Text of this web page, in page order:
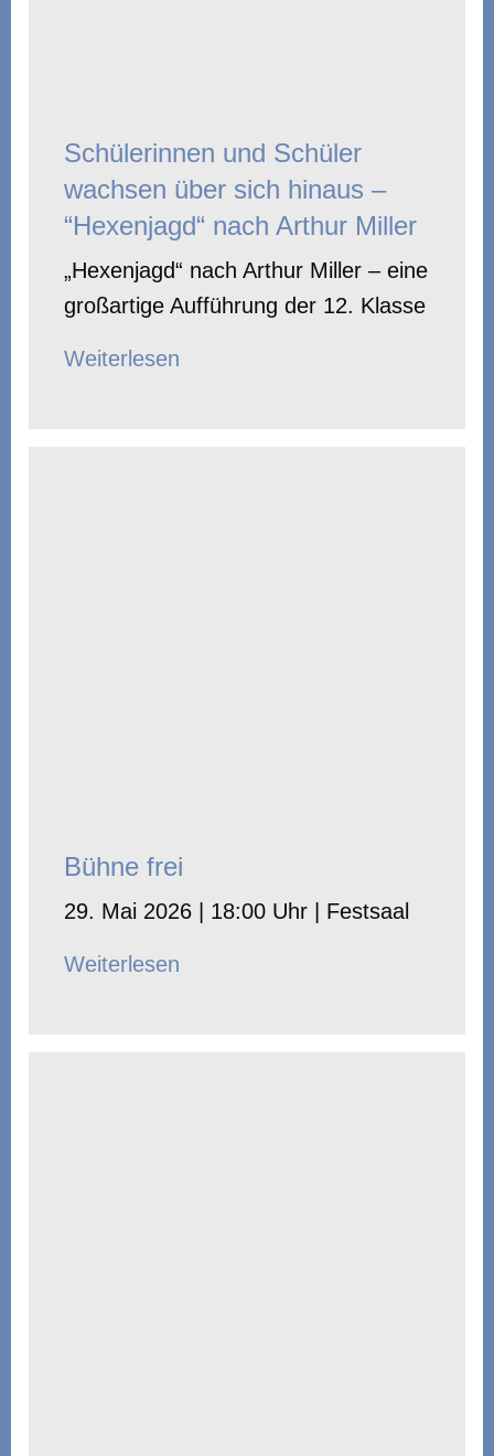
Schülerinnen und Schüler
wachsen über sich hinaus –
“Hexenjagd“ nach Arthur Miller
„Hexenjagd“ nach Arthur Miller – eine
großartige Aufführung der 12. Klasse
Weiterlesen
Bühne frei
29. Mai 2026 | 18:00 Uhr | Festsaal
Weiterlesen